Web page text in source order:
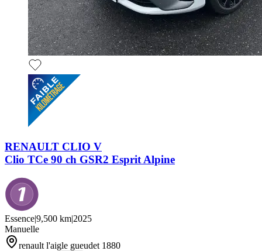
RENAULT CLIO V
Clio TCe 90 ch GSR2 Esprit Alpine
Essence|9,500 km|2025
Manuelle
renault l'aigle gueudet 1880